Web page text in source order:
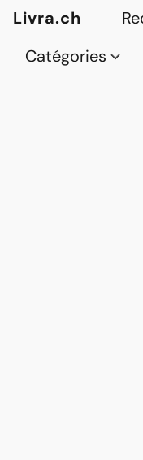
Livra.ch
Catégories